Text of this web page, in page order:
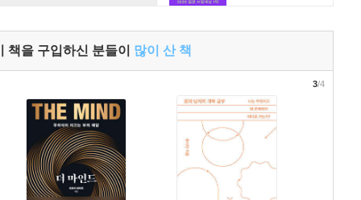
책을 구입하신 분들이 많이 산 책
3/4